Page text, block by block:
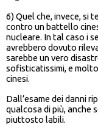
6) Quel che, invece, si
contro un battello
nucleare. In tal caso i
avrebbero dovuto
sarebbe un vero
sofisticatissimi, e
cinesi.
Dall’esame dei danni
qualcosa di più, anche
piuttosto labili.